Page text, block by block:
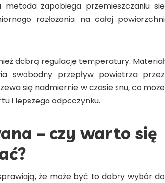
zapobiega przemieszczaniu się
rozłożenia na całej powierzchni
dobrą regulację temperatury. Materiał
swobodny przepływ powietrza przez
się nadmiernie w czasie snu, co może
i lepszego odpoczynku.
– czy warto się
że może być to dobry wybór do